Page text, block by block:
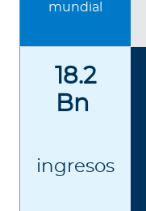
mundial
18.2
Bn
ingresos